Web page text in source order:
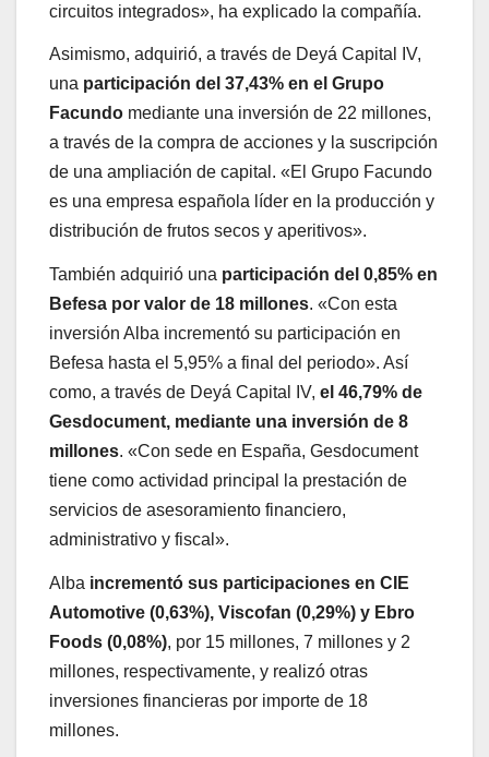
circuitos integrados», ha explicado la compañía.
Asimismo, adquirió, a través de Deyá Capital IV,
una participación del 37,43% en el Grupo
Facundo mediante una inversión de 22 millones,
a través de la compra de acciones y la suscripción
de una ampliación de capital. «El Grupo Facundo
es una empresa española líder en la producción y
distribución de frutos secos y aperitivos».
También adquirió una participación del 0,85% en
Befesa por valor de 18 millones. «Con esta
inversión Alba incrementó su participación en
Befesa hasta el 5,95% a final del periodo». Así
como, a través de Deyá Capital IV, el 46,79% de
Gesdocument, mediante una inversión de 8
millones. «Con sede en España, Gesdocument
tiene como actividad principal la prestación de
servicios de asesoramiento financiero,
administrativo y fiscal».
Alba incrementó sus participaciones en CIE
Automotive (0,63%), Viscofan (0,29%) y Ebro
Foods (0,08%), por 15 millones, 7 millones y 2
millones, respectivamente, y realizó otras
inversiones financieras por importe de 18
millones.